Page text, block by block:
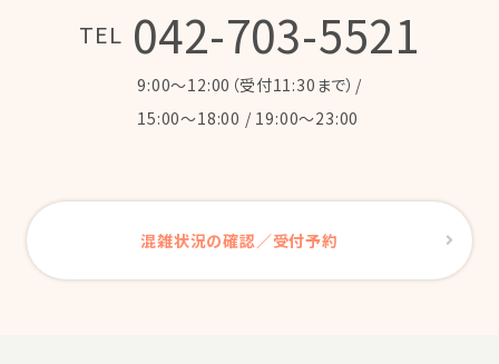
TEL 042-703-5521
9:00～12:00（受付11:30まで）/
15:00～18:00 / 19:00～23:00
混雑状況の確認／受付予約